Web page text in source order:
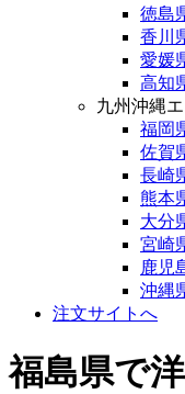
徳島
香川
愛媛
高知
九州沖縄
福岡
佐賀
長崎
熊本
大分
宮崎
鹿児
沖縄
注文サイトへ
福島県で